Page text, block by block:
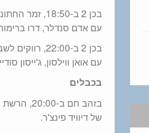
בכן 2 ב-18:50, זמר החתונות.
עם אדם סנדלר, דרו
בכן 2 ב-22:00, רווקים לשבוע.
עם אואן ווילסון, ג'ייסון
בכבלים
בזהב חם ב-20:00, הרשת החברתית.
של דיוויד פינצ'ר.